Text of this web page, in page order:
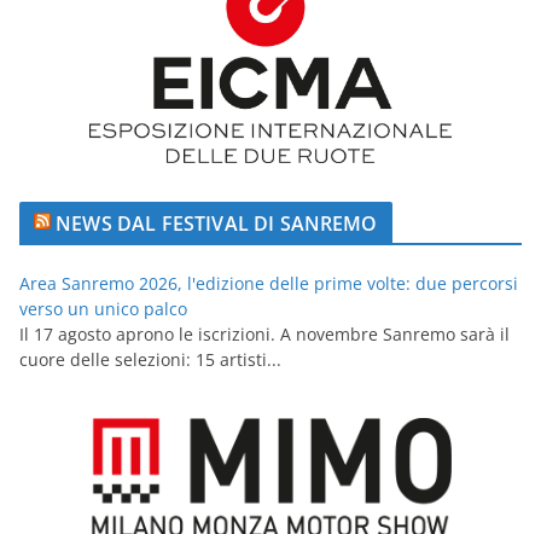
NEWS DAL FESTIVAL DI SANREMO
Area Sanremo 2026, l'edizione delle prime volte: due percorsi
verso un unico palco
Il 17 agosto aprono le iscrizioni. A novembre Sanremo sarà il
cuore delle selezioni: 15 artisti...